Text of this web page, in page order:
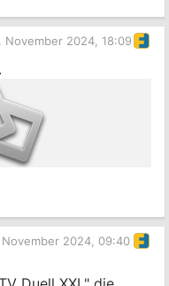
November 2024, 18:09
2024, 09:40